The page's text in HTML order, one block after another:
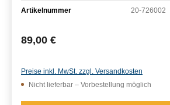
Artikelnummer 20-726002
Regulärer Preis:
89,00 €
Preise inkl. MwSt. zzgl. Versandkosten
Nicht lieferbar – Vorbestellung möglich